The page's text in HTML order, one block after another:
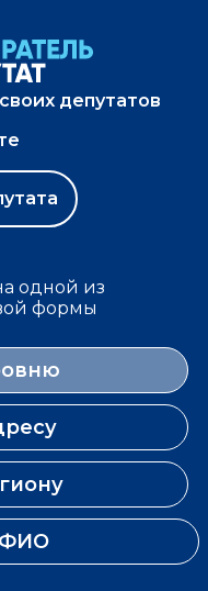
депутатов
одной из
формы
ФИО